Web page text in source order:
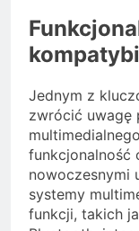
Jednym z
zwrócić uwagę
funkcjonalność
nowoczesnymi
systemy
funkcji, takich